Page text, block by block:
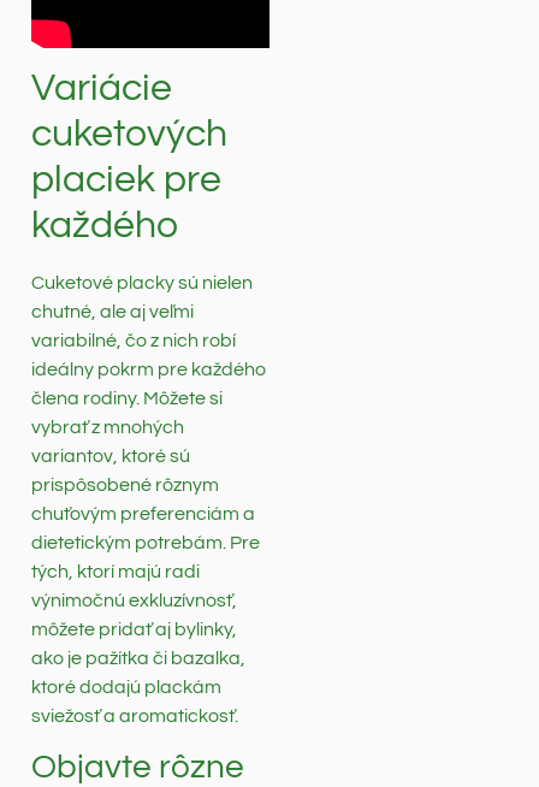
Variácie
cuketových
placiek pre
každého
Cuketové placky sú nielen
chutné, ale aj veľmi
variabilné, čo z nich robí
ideálny pokrm pre každého
člena rodiny. Môžete si
vybrať z mnohých
variantov, ktoré sú
prispôsobené rôznym
chuťovým preferenciám a
dietetickým potrebám. Pre
tých, ktorí majú radi
výnimočnú exkluzívnosť,
môžete pridať aj bylinky,
ako je pažítka či bazalka,
ktoré dodajú plackám
sviežosť a aromatickosť.
Objavte rôzne